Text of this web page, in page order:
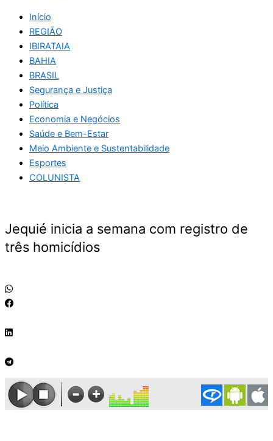
Início
REGIÃO
IBIRATAIA
BAHIA
BRASIL
Segurança e Justiça
Política
Economia e Negócios
Saúde e Bem-Estar
Meio Ambiente e Sustentabilidade
Esportes
COLUNISTA
Jequié inicia a semana com registro de
três homicídios